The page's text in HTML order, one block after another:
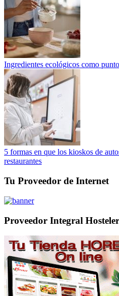
Ingredientes ecológicos como
5 formas en que los kioskos de
restaurantes
Tu Proveedor de Internet
Proveedor Integral